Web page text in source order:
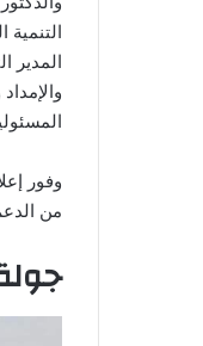
التنمية
المدير
وفور
من